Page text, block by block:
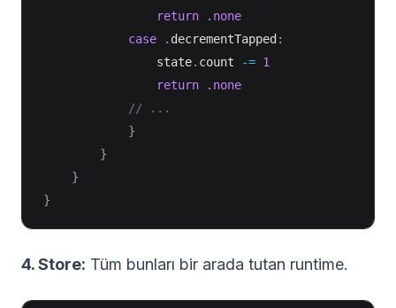
return
. none
case
. decrementTapped:
                state
. count -= 1
return
. none
// ...
}
}
}
}
4. Store: Tüm bunları bir arada tutan runtime.